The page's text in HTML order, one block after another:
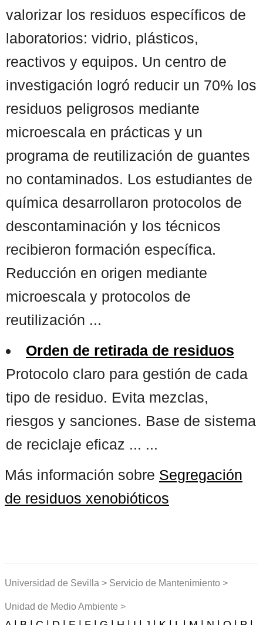
valorizar los residuos específicos de
laboratorios: vidrio, plásticos,
reactivos y equipos. Un centro de
investigación logró reducir un 70% los
residuos peligrosos mediante
microescala en prácticas y un
programa de reutilización de guantes
no contaminados. Los estudiantes de
química desarrollaron protocolos de
descontaminación y los técnicos
recibieron formación específica.
Reducción en origen mediante
microescala y protocolos de
reutilización ...
Orden de retirada de residuos
Protocolo claro para gestión de cada
tipo de residuo. Evita mezclas,
riesgos y sanciones. Base de sistema
de reciclaje eficaz ... ...
Más información sobre Segregación
de residuos xenobióticos
Universidad de Sevilla > Servicio de Mantenimiento >
Unidad de Medio Ambiente >